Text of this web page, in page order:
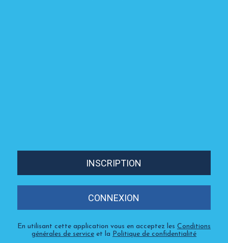
INSCRIPTION
CONNEXION
En utilisant cette application vous en acceptez les Conditions
générales de service et la Politique de confidentialité